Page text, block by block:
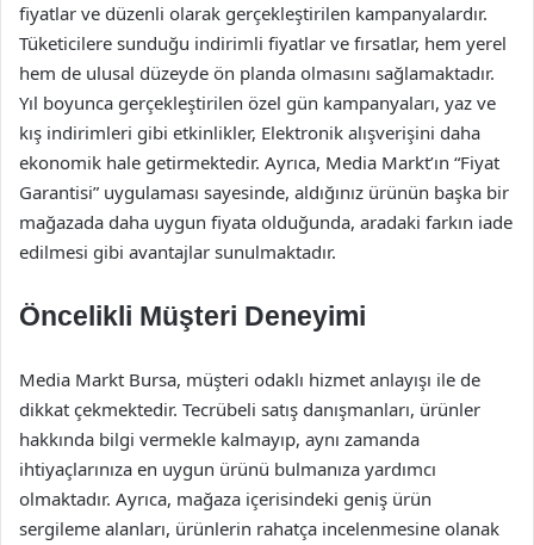
fiyatlar ve düzenli olarak gerçekleştirilen kampanyalardır.
Tüketicilere sunduğu indirimli fiyatlar ve fırsatlar, hem yerel
hem de ulusal düzeyde ön planda olmasını sağlamaktadır.
Yıl boyunca gerçekleştirilen özel gün kampanyaları, yaz ve
kış indirimleri gibi etkinlikler, Elektronik alışverişini daha
ekonomik hale getirmektedir. Ayrıca, Media Markt’ın “Fiyat
Garantisi” uygulaması sayesinde, aldığınız ürünün başka bir
mağazada daha uygun fiyata olduğunda, aradaki farkın iade
edilmesi gibi avantajlar sunulmaktadır.
Öncelikli Müşteri Deneyimi
Media Markt Bursa, müşteri odaklı hizmet anlayışı ile de
dikkat çekmektedir. Tecrübeli satış danışmanları, ürünler
hakkında bilgi vermekle kalmayıp, aynı zamanda
ihtiyaçlarınıza en uygun ürünü bulmanıza yardımcı
olmaktadır. Ayrıca, mağaza içerisindeki geniş ürün
sergileme alanları, ürünlerin rahatça incelenmesine olanak